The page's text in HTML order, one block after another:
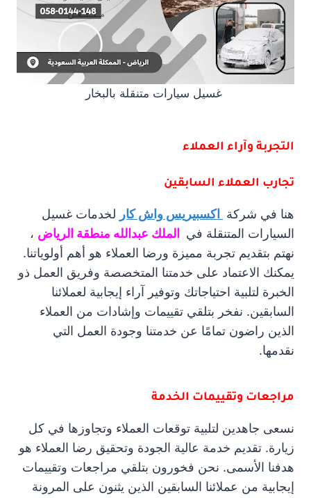
غسيل سيارات متنقلة بالبخار
التجربة وآراء العملاء
تجارب العملاء السابقين
هنا في شركة اكسبيريس واش كار لخدمات غسيل
السيارات المتنقلة في
الملك عبدالله منطقة الرياض ،
نهتم بتقديم تجربة مميزة ورضا العملاء هو أهم أولوياتنا.
يمكنك الاعتماد على خدمتنا المتخصصة وفريق العمل ذو
الخبرة لتلبية احتياجاتك وتوفير آراء إيجابية لعملائنا
السابقين. نفخر بتلقي تقييمات وإشادات من العملاء
الذين راضون تمامًا عن خدمتنا وجودة العمل التي
نقدمها.
مراجعات وتقييمات الخدمة
نسعى جاهدين لتلبية توقعات العملاء وتجاوزها في كل
زيارة. تقديم خدمة عالية الجودة وتحقيق رضا العملاء هو
هدفنا الأسمى. نحن فخورون بتلقي مراجعات وتقييمات
إيجابية من عملائنا السابقين الذين يثنون على المرونة